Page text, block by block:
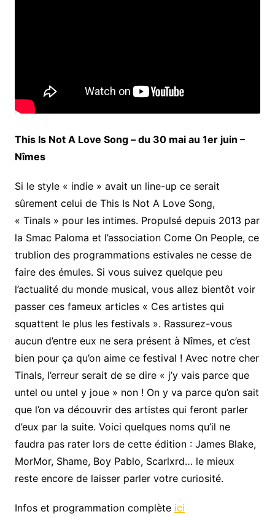
This Is Not A Love Song – du 30 mai au 1er juin –
Nîmes
Si le style « indie » avait un line-up ce serait
sûrement celui de This Is Not A Love Song,
« Tinals » pour les intimes. Propulsé depuis 2013 par
la Smac Paloma et l’association Come On People, ce
trublion des programmations estivales ne cesse de
faire des émules. Si vous suivez quelque peu
l’actualité du monde musical, vous allez bientôt voir
passer ces fameux articles « Ces artistes qui
squattent le plus les festivals ». Rassurez-vous
aucun d’entre eux ne sera présent à Nîmes, et c’est
bien pour ça qu’on aime ce festival ! Avec notre cher
Tinals, l’erreur serait de se dire « j’y vais parce que
untel ou untel y joue » non ! On y va parce qu’on sait
que l’on va découvrir des artistes qui feront parler
d’eux par la suite. Voici quelques noms qu’il ne
faudra pas rater lors de cette édition : James Blake,
MorMor, Shame, Boy Pablo, Scarlxrd… le mieux
reste encore de laisser parler votre curiosité.
Infos et programmation complète ici